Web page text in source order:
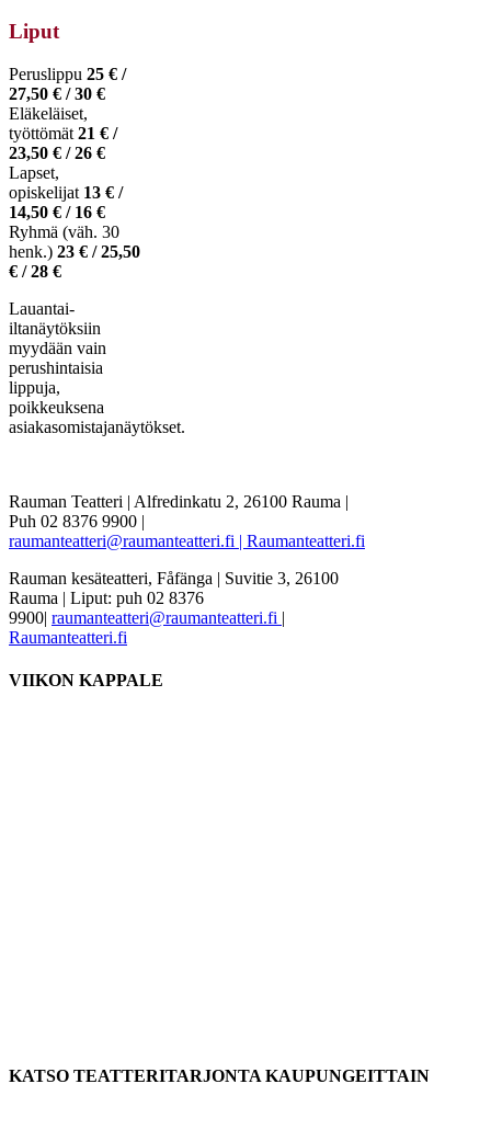
Liput
Peruslippu 25 € /
27,50 € / 30 €
Eläkeläiset,
työttömät 21 € /
23,50 € / 26 €
Lapset,
opiskelijat 13 € /
14,50 € / 16 €
Ryhmä (väh. 30
henk.) 23 € / 25,50
€ / 28 €
Lauantai-
iltanäytöksiin
myydään vain
perushintaisia
lippuja,
poikkeuksena
asiakasomistajanäytökset.
Rauman Teatteri | Alfredinkatu 2, 26100 Rauma |
Puh 02 8376 9900 |
raumanteatteri@raumanteatteri.fi | Raumanteatteri.fi
Rauman kesäteatteri, Fåfänga | Suvitie 3, 26100
Rauma | Liput: puh 02 8376
9900| raumanteatteri@raumanteatteri.fi |
Raumanteatteri.fi
VIIKON KAPPALE
KATSO TEATTERITARJONTA KAUPUNGEITTAIN